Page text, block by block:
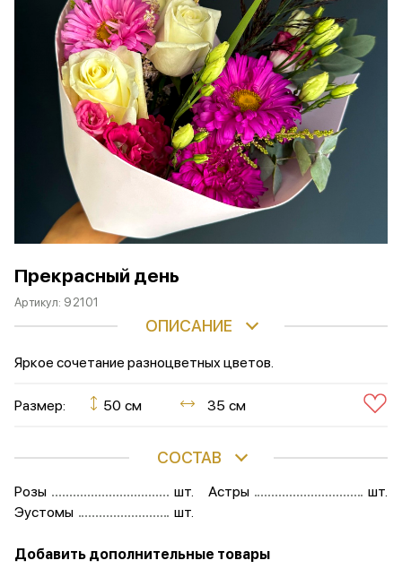
Прекрасный день
Артикул: 92101
ОПИСАНИЕ
Яркое сочетание разноцветных цветов.
Размер: 50 см 35 см
СОСТАВ
Розы
шт.
Эустомы
шт.
Астры шт.
Добавить дополнительные товары